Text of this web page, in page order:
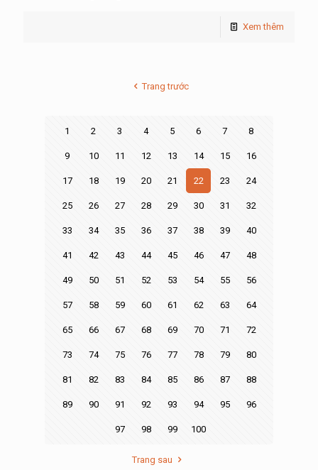
Xem thêm
Trang trước
1 2 3 4 5 6 7 8
9 10 11 12 13 14 15 16
17 18 19 20 21 22 23 24
25 26 27 28 29 30 31 32
33 34 35 36 37 38 39 40
41 42 43 44 45 46 47 48
49 50 51 52 53 54 55 56
57 58 59 60 61 62 63 64
65 66 67 68 69 70 71 72
73 74 75 76 77 78 79 80
81 82 83 84 85 86 87 88
89 90 91 92 93 94 95 96
97 98 99 100
Trang sau